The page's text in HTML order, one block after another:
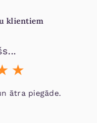
klientiem
ātra piegāde.